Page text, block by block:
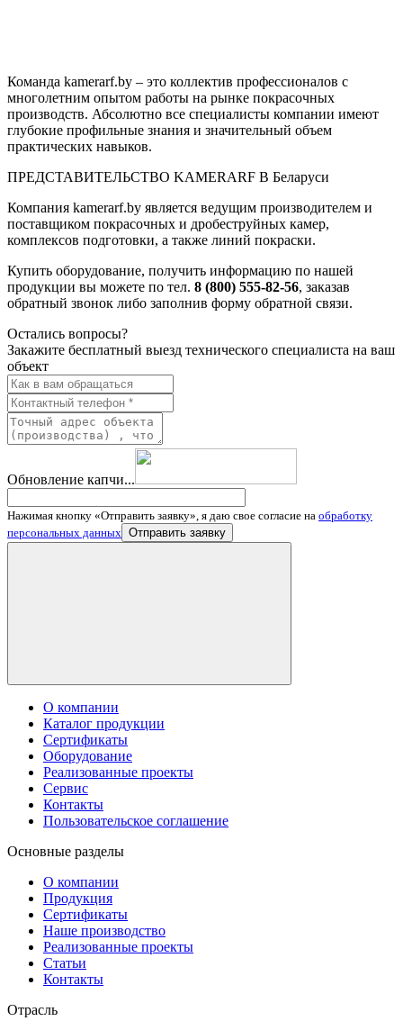
Команда kamerarf.by – это коллектив профессионалов с
многолетним опытом работы на рынке покрасочных
производств. Абсолютно все специалисты компании имеют
глубокие профильные знания и значительный объем
практических навыков.
ПРЕДСТАВИТЕЛЬСТВО KAMERARF В Беларуси
Компания kamerarf.by является ведущим производителем и
поставщиком покрасочных и дробеструйных камер,
комплексов подготовки, а также линий покраски.
Купить оборудование, получить информацию по нашей
продукции вы можете по тел. 8 (800) 555-82-56, заказав
обратный звонок либо заполнив форму обратной связи.
Остались вопросы?
Закажите бесплатный выезд технического специалиста на ваш
объект
Обновление капчи...
Нажимая кнопку «Отправить заявку», я даю свое согласие на обработку
персональных данных Отправить заявку
О компании
Каталог продукции
Сертификаты
Оборудование
Реализованные проекты
Сервис
Контакты
Пользовательское соглашение
Основные разделы
О компании
Продукция
Сертификаты
Наше производство
Реализованные проекты
Статьи
Контакты
Отрасль